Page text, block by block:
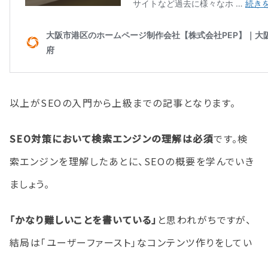
以上がSEOの入門から上級までの記事となります。
SEO対策において検索エンジンの理解は必須です。検
索エンジンを理解したあとに、SEOの概要を学んでいき
ましょう。
「かなり難しいことを書いている」 と思われがちですが、
結局は「ユーザーファースト」なコンテンツ作りをしてい